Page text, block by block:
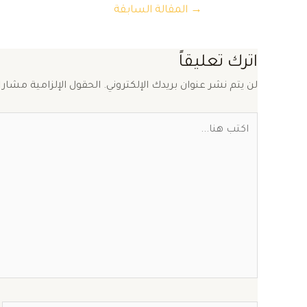
→ المقالة السابقة
اترك تعليقاً
لن يتم نشر عنوان بريدك الإلكتروني. الحقول الإلزامية مشار